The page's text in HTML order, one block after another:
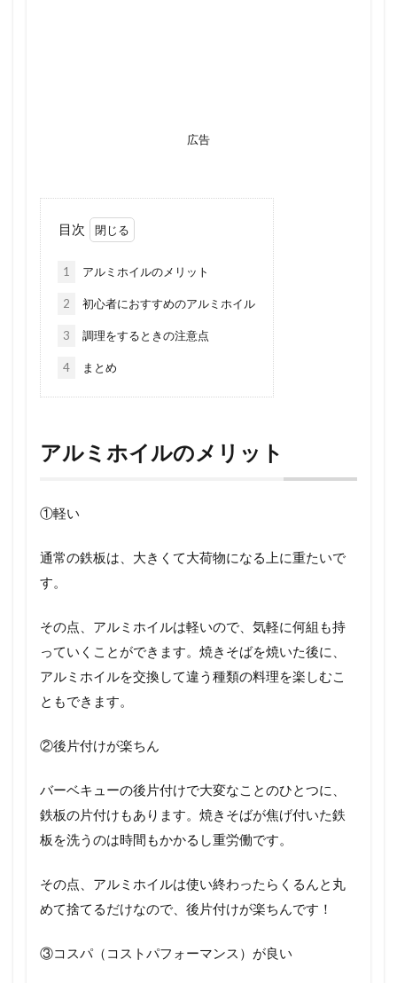
広告
目次
1 アルミホイルのメリット
2 初心者におすすめのアルミホイル
3 調理をするときの注意点
4 まとめ
アルミホイルのメリット
①軽い
通常の鉄板は、大きくて大荷物になる上に重たいで
す。
その点、アルミホイルは軽いので、気軽に何組も持
っていくことができます。焼きそばを焼いた後に、
アルミホイルを交換して違う種類の料理を楽しむこ
ともできます。
②後片付けが楽ちん
バーベキューの後片付けで大変なことのひとつに、
鉄板の片付けもあります。焼きそばが焦げ付いた鉄
板を洗うのは時間もかかるし重労働です。
その点、アルミホイルは使い終わったらくるんと丸
めて捨てるだけなので、後片付けが楽ちんです！
③コスパ（コストパフォーマンス）が良い